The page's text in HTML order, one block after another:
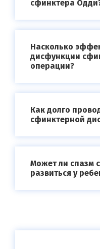
сфинктера
Насколько
дисфункции
операции?
Как долго
сфинктерной
Может ли спазм
развиться у